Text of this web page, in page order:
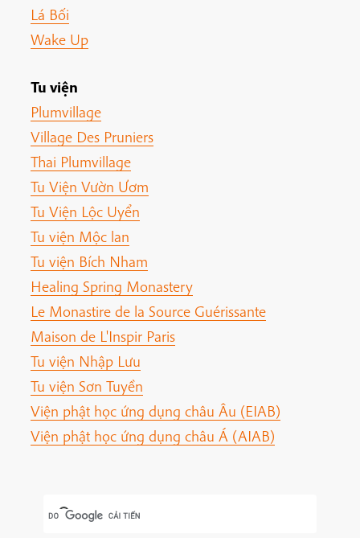
Lá Bối
Wake Up
Tu viện
Plumvillage
Village Des Pruniers
Thai Plumvillage
Tu Viện Vườn Ươm
Tu Viện Lộc Uyển
Tu viện Mộc lan
Tu viện Bích Nham
Healing Spring Monastery
Le Monastire de la Source Guérissante
Maison de L'Inspir Paris
Tu viện Nhập Lưu
Tu viện Sơn Tuyền
Viện phật học ứng dụng châu Âu (EIAB)
Viện phật học ứng dụng châu Á (AIAB)